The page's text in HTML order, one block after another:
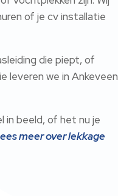
of je cv installatie
die piept, of
we in Ankeveen
in beeld, of het nu je
meer over lekkage